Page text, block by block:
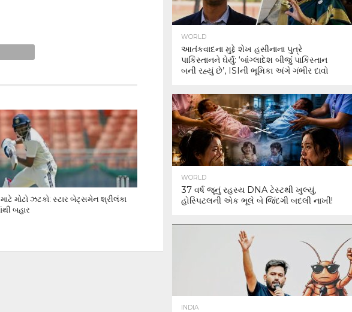
માટે મોટો ઝટકો: સ્ટાર બેટ્સમેન શ્રીલંકા
બહાર
WORLD
આતંકવાદના મુદ્દે શેખ હસીનાના પુત્રે
પાકિસ્તાનને ઘેર્યું: ‘બાંગ્લાદેશ બીજું પાકિસ્તાન
બની રહ્યું છે’, ISIની ભૂમિકા અંગે ગંભીર દાવો
WORLD
37 વર્ષ જૂનું રહસ્ય DNA ટેસ્ટથી ખુલ્યું,
હોસ્પિટલની એક ભૂલે બે જિંદગી બદલી નાખી!
INDIA